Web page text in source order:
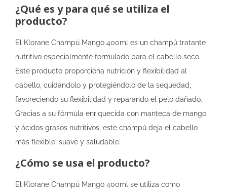
¿Qué es y para qué se utiliza el
producto?
El Klorane Champú Mango 400ml es un champú tratante
nutritivo especialmente formulado para el cabello seco.
Este producto proporciona nutrición y flexibilidad al
cabello, cuidándolo y protegiéndolo de la sequedad,
favoreciendo su flexibilidad y reparando el pelo dañado.
Gracias a su fórmula enriquecida con manteca de mango
y ácidos grasos nutritivos, este champú deja el cabello
más flexible, suave y saludable.
¿Cómo se usa el producto?
El Klorane Champú Mango 400ml se utiliza como